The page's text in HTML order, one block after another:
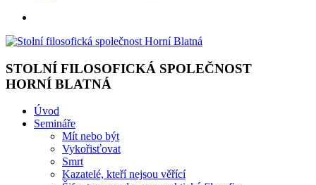
STOLNÍ FILOSOFICKÁ SPOLEČNOST
HORNÍ BLATNÁ
Úvod
Semináře
Mít nebo být
Vykořisťovat
Smrt
Kazatelé, kteří nejsou věřící